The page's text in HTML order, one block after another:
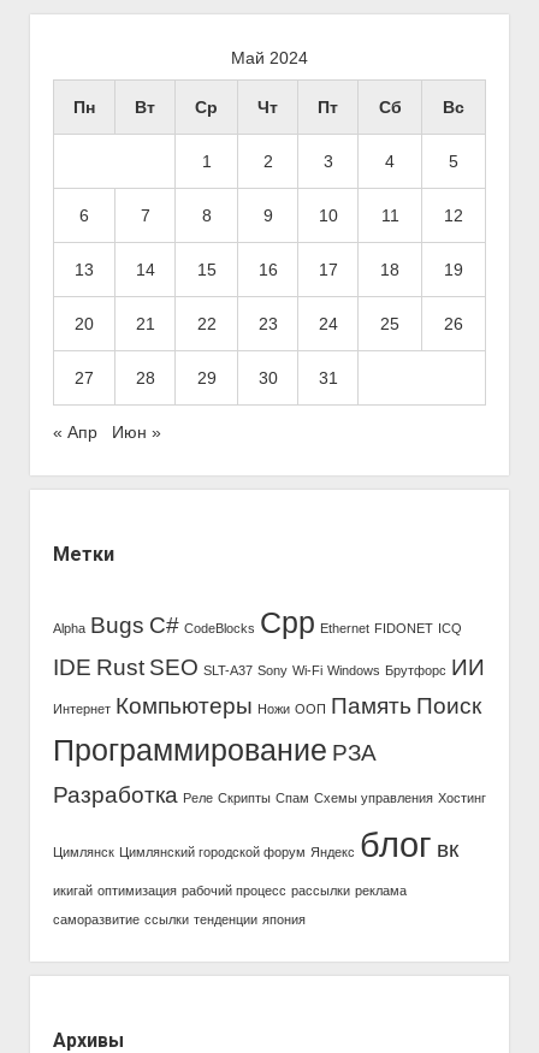
ь
Май 2024
Пн Вт Ср Чт Пт Сб Вс
1 2 3 4 5
6 7 8 9 10 11 12
13 14 15 16 17 18 19
20 21 22 23 24 25 26
27 28 29 30 31
« Апр Июн »
Метки
Alpha Bugs C# CodeBlocks Cpp Ethernet FIDONET ICQ
IDE Rust SEO SLT-A37 Sony Wi-Fi Windows Брутфорс ИИ
Интернет Компьютеры Ножи ООП Память Поиск
Программирование РЗА
Разработка Реле Скрипты Спам Схемы управления Хостинг
Цимлянск Цимлянский городской форум Яндекс блог вк
икигай оптимизация рабочий процесс рассылки реклама
саморазвитие ссылки тенденции япония
Архивы